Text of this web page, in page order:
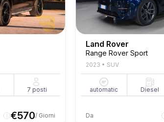
7 posti
€570/ Giorni
Land Rover
Range Rover Sport
2023 • SUV
automatic Diesel
Da